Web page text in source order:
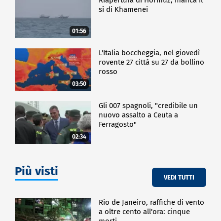
grandissimo supporto per le persone. Tutto diventa
molto più fluido e veloce, soprattutto nelle attività
ripetitive e difficili, ovviamente apprendendo sia la
parte del funzionamento del social sia la parte che
riguarda l'AI. È un argomento che dà grandi
soddisfazioni, sia per me come formatore, sia per le
persone interessate alla formazione".
L'attenzione di Wolf Agency e dei suoi collaboratori è
già rivolta all'evento principale del 2025, in
programma il 6-7 novembre a Torino.
CRONACA
01:56
sì di Khamenei
03:50
L'Italia boccheggia, nel giovedì
rovente 27 città su 27 da bollino
rosso
02:34
Gli 007 spagnoli, "credibile un
nuovo assalto a Ceuta a
Ferragosto"
Più visti VEDI TUTTI
Rio de Janeiro, raffiche di vento
a oltre cento all'ora: cinque